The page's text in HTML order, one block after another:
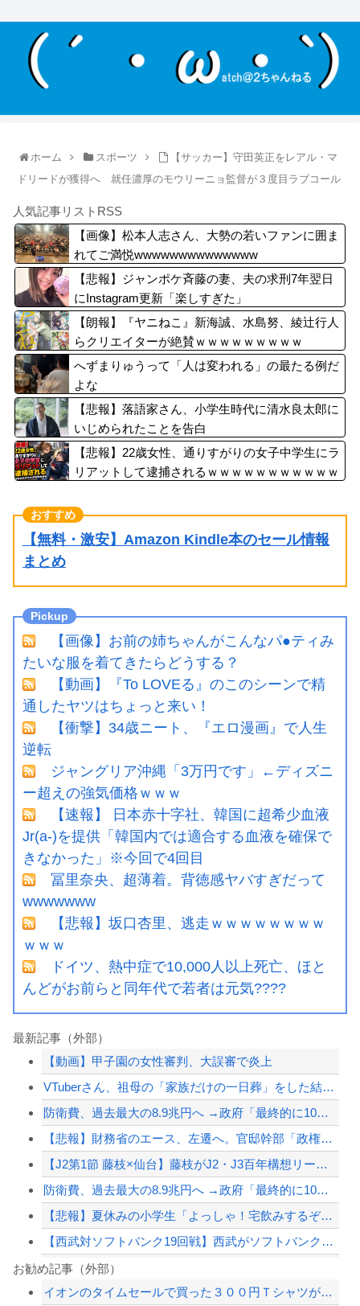
ホーム スポーツ
【サッカー】守田英正をレアル・マ
ドリードが獲得へ 就任濃厚のモウリーニョ監督が３度目ラブコール
人気記事リストRSS
【画像】松本人志さん、大勢の若いファンに囲ま
れてご満悦wwwwwwwwwwwwww
【悲報】ジャンポケ斉藤の妻、夫の求刑7年翌日
にInstagram更新「楽しすぎた」
【朗報】『ヤニねこ』新海誠、水島努、綾辻行人
らクリエイターが絶賛ｗｗｗｗｗｗｗｗｗ
へずまりゅうって「人は変われる」の最たる例だ
よな
【悲報】落語家さん、小学生時代に清水良太郎に
いじめられたことを告白
【悲報】22歳女性、通りすがりの女子中学生にラ
リアットして逮捕されるｗｗｗｗｗｗｗｗｗｗｗ
【無料・激安】Amazon Kindle本のセール情報
まとめ
【画像】お前の姉ちゃんがこんなパ●ティみ
たいな服を着てきたらどうする？
【動画】『To LOVEる』のこのシーンで精
通したヤツはちょっと来い！
【衝撃】34歳ニート、『エロ漫画』で人生
逆転
ジャングリア沖縄「3万円です」←ディズニ
ー超えの強気価格ｗｗｗ
【速報】 日本赤十字社、韓国に超希少血液
Jr(a-)を提供「韓国内では適合する血液を確保で
きなかった」※今回で4回目
冨里奈央、超薄着。背徳感ヤバすぎだって
wwwwwww
【悲報】坂口杏里、逃走ｗｗｗｗｗｗｗｗ
ｗｗｗ
ドイツ、熱中症で10,000人以上死亡、ほと
んどがお前らと同年代で若者は元気????
最新記事（外部）
【動画】甲子園の女性審判、大誤審で炎上
VTuberさん、祖母の「家族だけの一日葬」をした結果ｗｗｗｗｗｗｗ
防衛費、過去最大の8.9兆円へ →政府「最終的に10兆円規模になる可能性」
【悲報】財務省のエース、左遷へ。官邸幹部「政権に協力的でなかったから」
【J2第1節 藤枝×仙台】藤枝がJ2・J3百年構想リーグ王者の仙台を撃破！槙野監...
防衛費、過去最大の8.9兆円へ →政府「最終的に10兆円規模になる可能性」
【悲報】夏休みの小学生「よっしゃ！宅飲みするぞ！！」→コーラ、ミロ、カルピス！ｗ...
【西武対ソフトバンク19回戦】西武がソフトバンクに逆転勝ちで2位浮上！連敗は3で...
ジャンポケ斎藤と代理人のやりとり、「地獄すぎて完全にコントになってる……」と衝撃...
お勧め記事（外部）
イオンのタイムセールで買った３００円Ｔシャツがもうすぐ６才を迎えようとしています...